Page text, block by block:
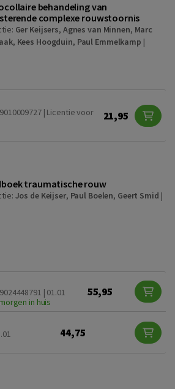
behandeling van
complexe rouwstoornis
Ger Keijsers, Agnes van Minnen, Marc
, Kees Hoogduin, Paul Emmelkamp |
| Licentie voor
21,95
traumatische rouw
Jos de Keijser, Paul Boelen, Geert Smid |
| 01.01
in huis
55,95
44,75